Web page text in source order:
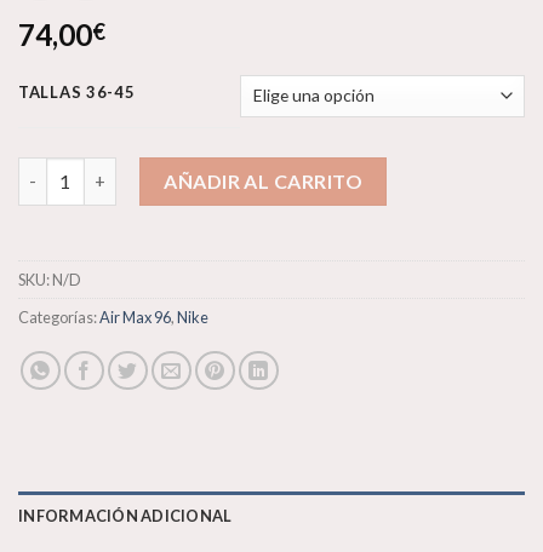
74,00€
TALLAS 36-45
Nike Air Max 96 “Persian Violet” cantidad
AÑADIR AL CARRITO
SKU:N/D
Categorías:Air Max 96,Nike
INFORMACIÓN ADICIONAL